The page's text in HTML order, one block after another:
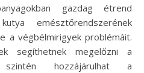
gazdag étrend
emésztőrendszerének
a végbélmirigyek problémáit.
segíthetnek megelőzni a
hozzájárulhat a